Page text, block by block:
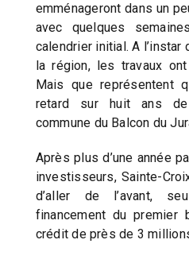
emménageront dans un
avec quelques
calendrier initial. A
la région, les travaux
Mais que représentent
retard sur huit ans
commune du Balcon du
Après plus d’une année
investisseurs, Sainte-
d’aller de l’avant,
financement du premier
crédit de près de 3